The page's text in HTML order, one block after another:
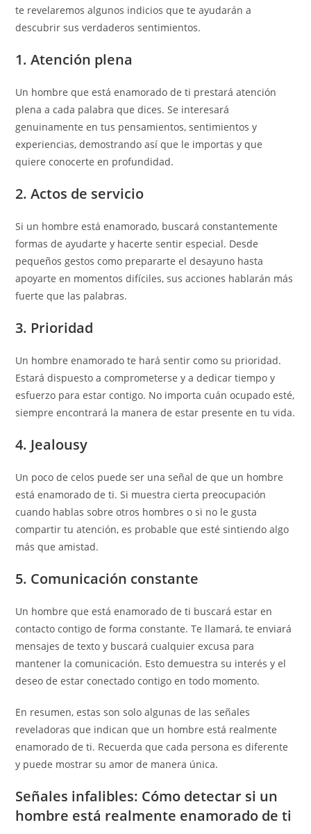
te revelaremos algunos indicios que te ayudarán a
descubrir sus verdaderos sentimientos.
1. Atención plena
Un hombre que está enamorado de ti prestará atención
plena a cada palabra que dices. Se interesará
genuinamente en tus pensamientos, sentimientos y
experiencias, demostrando así que le importas y que
quiere conocerte en profundidad.
2. Actos de servicio
Si un hombre está enamorado, buscará constantemente
formas de ayudarte y hacerte sentir especial. Desde
pequeños gestos como prepararte el desayuno hasta
apoyarte en momentos difíciles, sus acciones hablarán más
fuerte que las palabras.
3. Prioridad
Un hombre enamorado te hará sentir como su prioridad.
Estará dispuesto a comprometerse y a dedicar tiempo y
esfuerzo para estar contigo. No importa cuán ocupado esté,
siempre encontrará la manera de estar presente en tu vida.
4. Jealousy
Un poco de celos puede ser una señal de que un hombre
está enamorado de ti. Si muestra cierta preocupación
cuando hablas sobre otros hombres o si no le gusta
compartir tu atención, es probable que esté sintiendo algo
más que amistad.
5. Comunicación constante
Un hombre que está enamorado de ti buscará estar en
contacto contigo de forma constante. Te llamará, te enviará
mensajes de texto y buscará cualquier excusa para
mantener la comunicación. Esto demuestra su interés y el
deseo de estar conectado contigo en todo momento.
En resumen, estas son solo algunas de las señales
reveladoras que indican que un hombre está realmente
enamorado de ti. Recuerda que cada persona es diferente
y puede mostrar su amor de manera única.
Señales infalibles: Cómo detectar si un
hombre está realmente enamorado de ti